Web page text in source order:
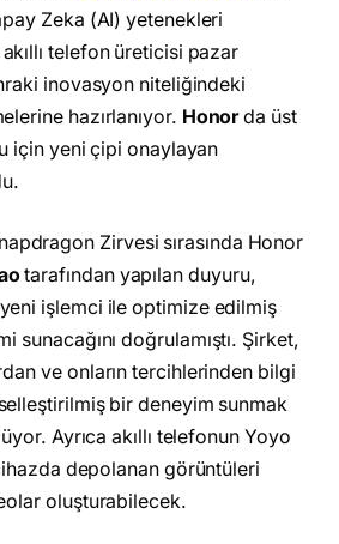
Zeka (AI) yetenekleri
telefon üreticisi pazar
inovasyon niteliğindeki
hazırlanıyor. Honorda üst
için yeni çipi onaylayan
Zirvesi sırasında Honor
tarafından yapılan duyuru,
işlemci ile optimize edilmiş
sunacağını doğrulamıştı. Şirket,
ve onların tercihlerinden bilgi
bir deneyim sunmak
Ayrıca akıllı telefonun Yoyo
depolanan görüntüleri
oluşturabilecek.